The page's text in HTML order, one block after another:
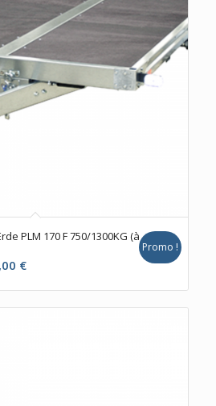
PLM 170 F 750/1300KG (à
€Le
actuel
Promo !